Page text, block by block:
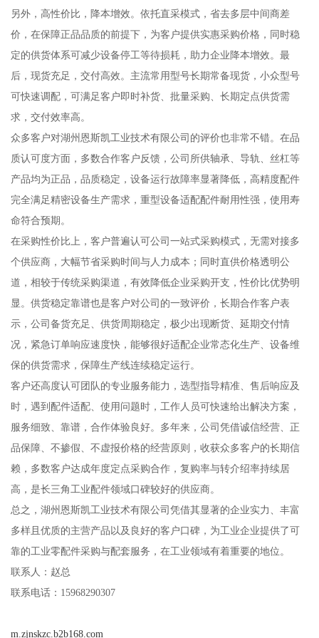
另外，高性价比，降本增效。依托直采模式，省去多层中间商差
价，在保障正品品质的前提下，为客户提供实惠采购价格，同时稳
定的供货体系可减少设备停工等待损耗，助力企业降本增效。最
后，现货充足，交付高效。主流常用型号长期常备现货，小众型号
可快速调配，可满足客户即时补货、批量采购、长期定点供货需
求，交付效率高。
众多客户对湖州恩斯凯工业技术有限公司的评价也非常不错。在品
质认可度方面，多数合作客户反馈，公司所供轴承、导轨、丝杠等
产品均为正品，品质稳定，设备运行故障率显著降低，高精度配件
完全满足精密设备生产需求，重型设备适配配件耐用性强，使用寿
命符合预期。
在采购性价比上，客户普遍认可公司一站式采购模式，无需对接多
个供应商，大幅节省采购时间与人力成本；同时直供价格透明公
道，相较于传统采购渠道，有效降低企业采购开支，性价比优势明
显。供货稳定靠谱也是客户对公司的一致评价，长期合作客户表
示，公司备货充足、供货周期稳定，极少出现断货、延期交付情
况，紧急订单响应速度快，能够很好适配企业常态化生产、设备维
保的供货需求，保障生产线连续稳定运行。
客户还高度认可团队的专业服务能力，选型指导精准、售后响应及
时，遇到配件适配、使用问题时，工作人员可快速给出解决方案，
服务细致、靠谱，合作体验良好。多年来，公司凭借诚信经营、正
品保障、不掺假、不虚报价格的经营原则，收获众多客户的长期信
赖，多数客户达成年度定点采购合作，复购率与转介绍率持续居
高，是长三角工业配件领域口碑较好的供应商。
总之，湖州恩斯凯工业技术有限公司凭借其显著的企业实力、丰富
多样且优质的主营产品以及良好的客户口碑，为工业企业提供了可
靠的工业零配件采购与配套服务，在工业领域有着重要的地位。
联系人：赵总
联系电话：15968290307
m.zjnskzc.b2b168.com